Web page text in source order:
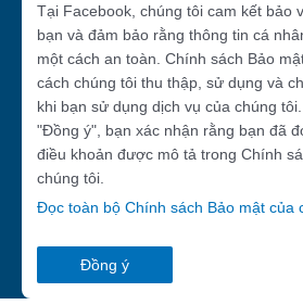
Tại Facebook, chúng tôi cam kết bảo
bạn và đảm bảo rằng thông tin cá
một cách an toàn. Chính sách Bảo
cách chúng tôi thu thập, sử dụng và
khi bạn sử dụng dịch vụ của chúng
"Đồng ý", bạn xác nhận rằng bạn đã
điều khoản được mô tả trong Chính
chúng tôi.
Đọc toàn bộ Chính sách Bảo mật của
Đồng ý